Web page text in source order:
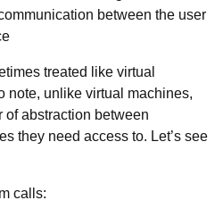
between the user
treated like virtual
note, unlike virtual machines,
of abstraction between
they need access to. Let’s see
calls: